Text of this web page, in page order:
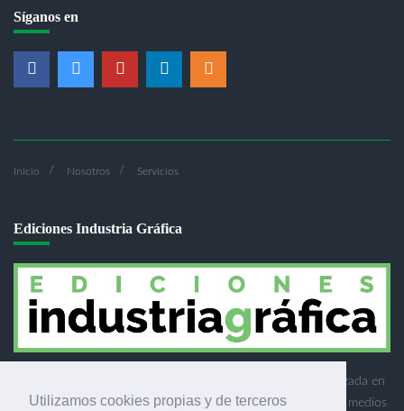
Utilizamos cookies propias y de terceros
Síganos en
Inicio Nosotros Servicios
Ediciones Industria Gráfica
Ediciones Industria Gráfica es una empresa editora especializada en
el mercado de la comunicación gráfica que engloba diversos medios